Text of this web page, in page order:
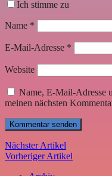
Ich stimme zu
Name *
E-Mail-Adresse *
Website
Name, E-Mail-Adresse
meinen nächsten
Nächster Artikel
Vorheriger Artikel